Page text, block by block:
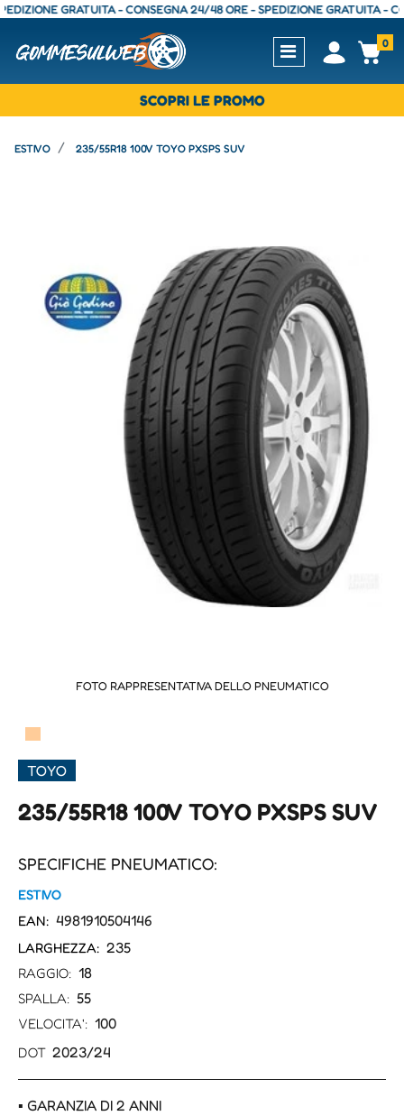
GRATUITA - CONSEGNA 24/48 ORE - SPEDIZIONE GRATUITA -
Open0
SCOPRI LE PROMO
ESTIVO 235/55R18 100V TOYO PXSPS SUV
FOTO RAPPRESENTATIVA DELLO PNEUMATICO
▀
TOYO
235/55R18 100V TOYO PXSPS SUV
SPECIFICHE PNEUMATICO:
ESTIVO
EAN: 4981910504146
LARGHEZZA: 235
RAGGIO: 18
SPALLA: 55
VELOCITA': 100
DOT 2023/24
▪ GARANZIA DI 2 ANNI